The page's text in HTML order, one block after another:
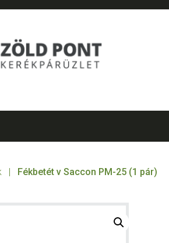
| Fékbetét v Saccon PM-25 (1 pár)